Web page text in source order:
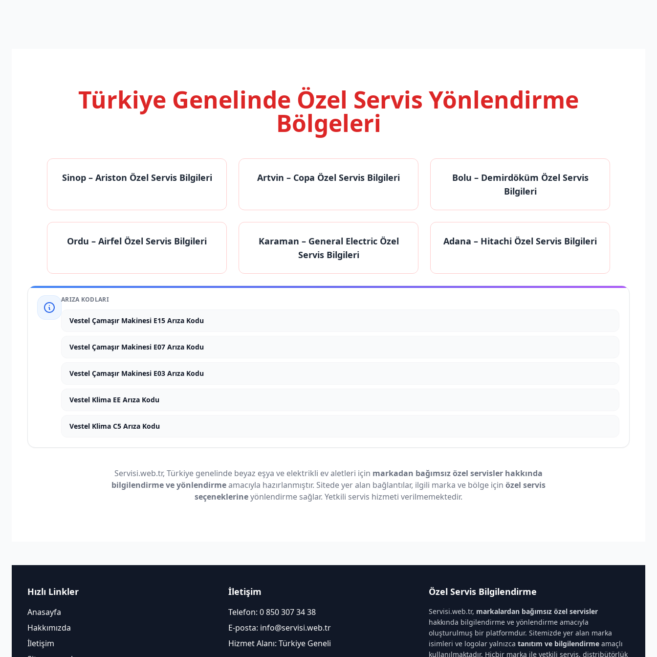
Türkiye Genelinde Özel Servis Yönlendirme
Bölgeleri
Sinop– Ariston Özel Servis Bilgileri Artvin – Copa Özel Servis Bilgileri Bolu – Demirdöküm Özel Servis
Bilgileri
Ordu – Airfel Özel Servis Bilgileri Karaman – General Electric Özel
Servis Bilgileri
Adana – Hitachi Özel Servis Bilgileri
ARIZA KODLARI
Vestel Çamaşır Makinesi E15 Arıza Kodu
Vestel Çamaşır Makinesi E07 Arıza Kodu
Vestel Çamaşır Makinesi E03 Arıza Kodu
Vestel Klima EE Arıza Kodu
Vestel Klima C5 Arıza Kodu
Servisi.web.tr, Türkiye genelinde beyaz eşya ve elektrikli ev aletleri için markadan bağımsız özel servisler hakkında
bilgilendirme ve yönlendirmeamacıyla hazırlanmıştır. Sitede yer alan bağlantılar, ilgili marka ve bölge için özel servis
seçeneklerineyönlendirme sağlar. Yetkili servis hizmeti verilmemektedir.
Hızlı Linkler
Anasayfa
Hakkımızda
İletişim
İletişim
Telefon: 0 850 307 34 38
E-posta: info@servisi.web.tr
Hizmet Alanı: Türkiye Geneli
Özel Servis Bilgilendirme
Servisi.web.tr, markalardan bağımsız özel servisler
hakkında bilgilendirme ve yönlendirme amacıyla
oluşturulmuş bir platformdur. Sitemizde yer alan marka
isimleri ve logolar yalnızcatanıtım ve bilgilendirme amaçlı
kullanılmaktadır. Hiçbir marka ile yetkili servis, distribütörlük